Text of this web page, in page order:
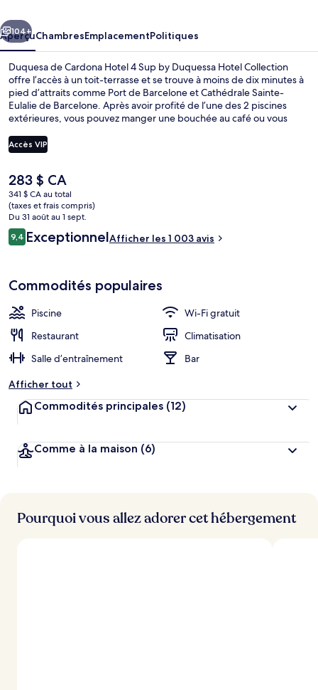
Hotel
4
Sup
by
Duquessa
Hotel
Collection
Suivant
104+
AperçuChambresEmplacementPolitiques
Duquesa de Cardona Hotel 4 Sup by Duquessa Hotel Collection
offre l’accès à un toit-terrasse et se trouve à moins de dix minutes à
pied d’attraits comme Port de Barcelone et Cathédrale Sainte-
Eulalie de Barcelone. Après avoir profité de l’une des 2 piscines
extérieures, vous pouvez manger une bouchée au café ou vous
piscine, un centre d’entraînement physique et piscine extérieure en
saison sont d’autres points saillants. Les autres voyageurs adorent le
L’hébergement se situe à quelques minutes de marche du transport
en commun : Station de métro Jaume I se trouve à 7 minutes et
Station de métro Barceloneta est à 8 minutes.
Accès VIP
Le
prix
actuel
est
de 283 $ CA
283 $ CA
341 $ CA au total
(taxes et frais compris)
Du 31 août au 1 sept.
Avis
9,49,4 sur 10 –
ExceptionnelAfficher les 1 003 avis
Commodités populaires
Piscine
Wi-Fi gratuit
Restaurant
Climatisation
Salle d’entraînement
Bar
Afficher tout
Commodités principales (12)
Comme à la maison (6)
Pourquoi vous allez adorer cet hébergement